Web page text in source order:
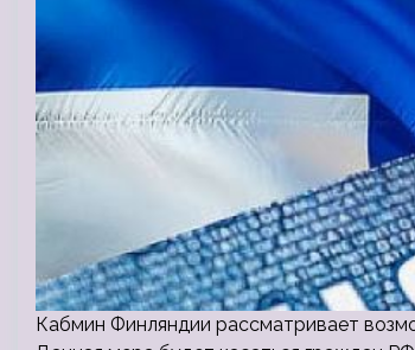
Кабмин Финляндии рассматривает